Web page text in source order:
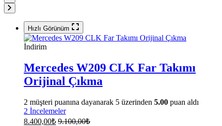
Hızlı Görünüm
İndirim
Mercedes W209 CLK Far Takımı
Orijinal Çıkma
2 müşteri puanına dayanarak 5 üzerinden 5.00 puan aldı
2 İncelemeler
8.400,00₺ 9.100,00₺